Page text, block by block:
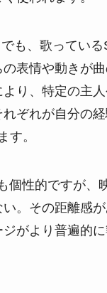
でも、歌ってい
表情や動きが
り、特定の主
ぞれが自分の
す。
個性的ですが、
。その距離感
がより普遍的に